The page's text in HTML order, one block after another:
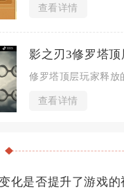
查看详情
查看详情